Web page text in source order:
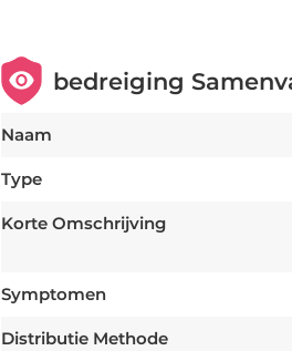
bedreiging
Naam
Type
Korte Omschrijving
Symptomen
Distributie Methode